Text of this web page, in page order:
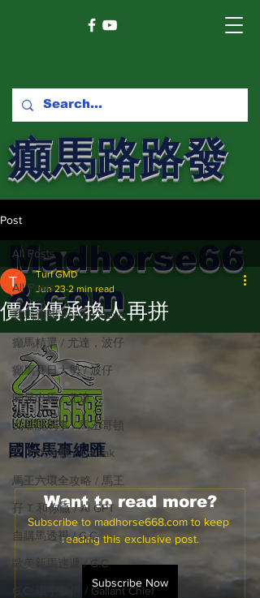
癲馬路路發
馬網
Madhorse66
8.com
國際​馬事總匯
Post
All Posts
賽馬新聞 Racing News
癲馬精選 / 尤達，波仔
癲馬賽日大勢 / 波仔
師兄出馬 / 尤達
戈登說馬事 / 馬王哥頓
三 T 大茶飯 / LakLak
馬王六環全攻略 / 馬王
孖 T 和你贏 / AI GPT
自購馬透視 / G.C.
歐美新馬速遞 / G.C
G.C. 環宇脈搏 / Gallant Chief
All Posts
價值傳承換人再拼
Turf GMD
Jun 23 2 min read
Want to read more?
Subscribe to madhorse668.com to keep
reading this exclusive post.
Subscribe Now